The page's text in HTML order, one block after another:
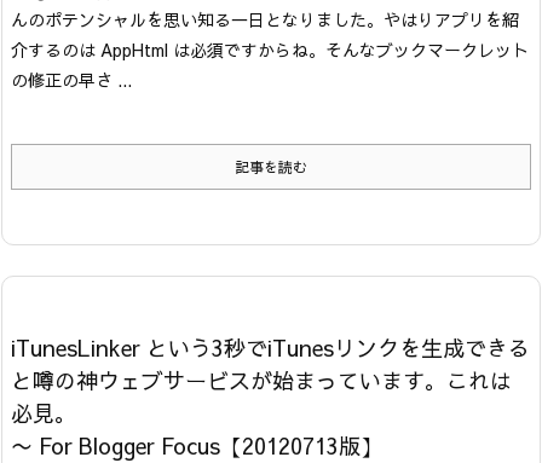
んのポテンシャルを思い知る一日となりました。やはりアプリを紹
介するのは AppHtml は必須ですからね。そんなブックマークレット
の修正の早さ ...
記事を読む
iTunesLinker という3秒でiTunesリンクを生成できる
と噂の神ウェブサービスが始まっています。これは
必見。
〜 For Blogger Focus【20120713版】